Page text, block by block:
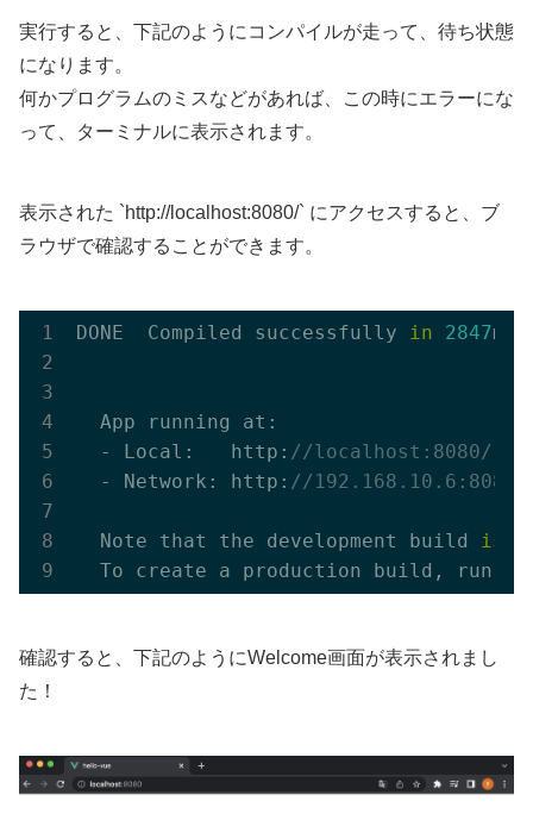
実行すると、下記のようにコンパイルが走って、待ち状態
になります。
何かプログラムのミスなどがあれば、この時にエラーにな
って、ターミナルに表示されます。
表示された `http://localhost:8080/` にアクセスすると、ブ
ラウザで確認することができます。
DONE  Compiled successfully in 2847
  App running at:
  - Local:   http:
//localhost:8080/
  - Network: http:
//192.168.10.6:8080/
  Note that the development build
is
確認すると、下記のようにWelcome画面が表示されまし
た！